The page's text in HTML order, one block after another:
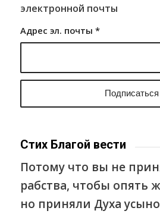
электронной почты
Адрес эл. почты *
Стих Благой вести
Потому что вы не
рабства, чтобы опять
но приняли Духа